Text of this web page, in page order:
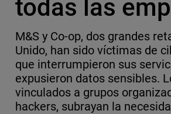
todas las
M&S y Co-op, dos grandes
Unido, han sido víctimas de
que interrumpieron sus
expusieron datos sensibles.
vinculados a grupos
hackers, subrayan la